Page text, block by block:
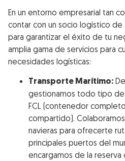
En un entorno empresarial tan
contar con un socio logístico de
para garantizar el éxito de tu
amplia gama de servicios para
necesidades logísticas:
Transporte Marítimo:
gestionamos todo tipo de
FCL (contenedor
compartido).
navieras para ofrecerte
principales puertos del
encargamos de la